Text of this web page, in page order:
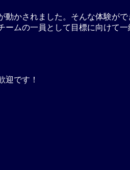
かされました。そんな体験が
ームの一員として目標に向けて
迎です！